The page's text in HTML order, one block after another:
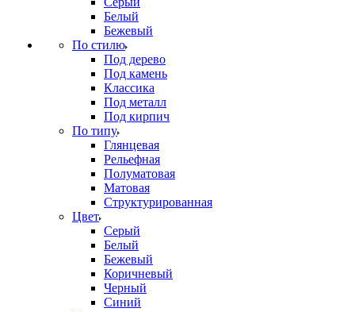
Белый
Бежевый
По стилю
Под дерево
Под камень
Классика
Под металл
Под кирпич
По типу
Глянцевая
Рельефная
Полуматовая
Матовая
Структурированная
Цвет
Серый
Белый
Бежевый
Коричневый
Черный
Синий